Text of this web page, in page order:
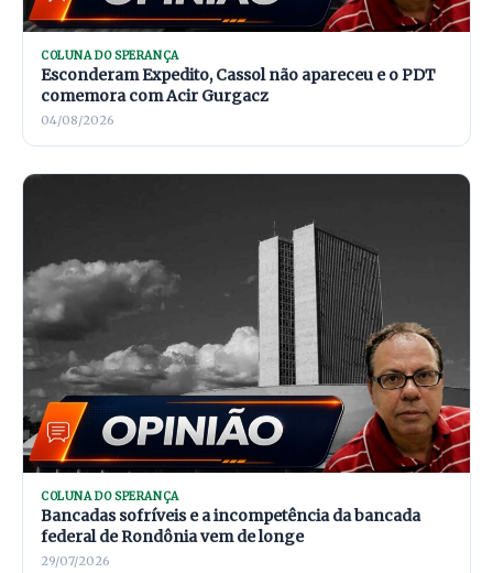
COLUNA DO SPERANÇA
Esconderam Expedito, Cassol não apareceu e o PDT
comemora com Acir Gurgacz
04/08/2026
COLUNA DO SPERANÇA
Bancadas sofríveis e a incompetência da bancada
federal de Rondônia vem de longe
29/07/2026